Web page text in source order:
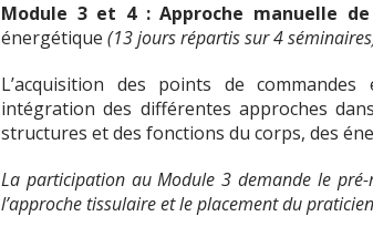
Module 3 et 4 : Approche manuelle de
énergétique (13 jours répartis sur 4
L’acquisition des points de
intégration des différentes approches
structures et des fonctions du corps, des
La participation au Module 3 demande le
l’approche tissulaire et le placement du